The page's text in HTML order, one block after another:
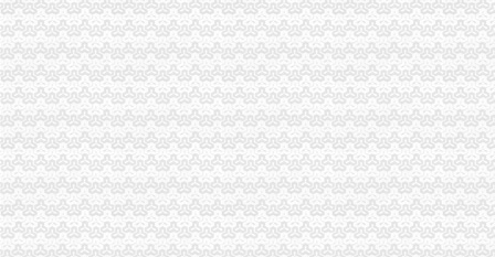
突查耒小煤矿湖南煤矿安全耒监察执法记_产经观察_财经纵横_新
社区巾帼文明岗事迹材料5篇汇集_化学学科网
矿山办理采石证需要哪些手续_破碎机厂家
XX市地方税务局煤炭行业办税指南详解.doc
赫章县财税制度
《三晋都市报驻地派记者在行动》高考在即,考生好办否?
洛居业房地产开发有限公司（以下简称居业公司）因与被申请人新安
采石相关证在哪里办_破碎机厂家
8月3日~8月7日市民热线回复选登_一周汇总_德州大众网
钟律师_凤凰资讯